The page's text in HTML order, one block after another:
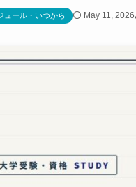
ュール・いつから May 11, 2026